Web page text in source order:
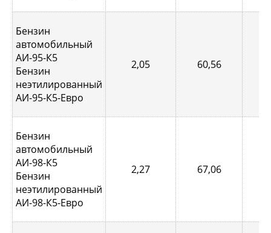
Бензин
автомобильный
АИ-95-К5
Бензин
неэтилированный
АИ-95-К5-Евро
2,05 60,56
Бензин
автомобильный
АИ-98-К5
Бензин
неэтилированный
АИ-98-К5-Евро
2,27 67,06